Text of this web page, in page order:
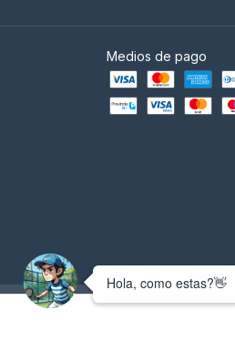
Medios de pago
Copyright Empire Padel -